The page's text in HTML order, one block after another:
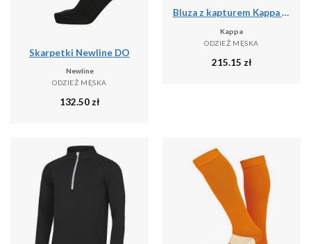
Skarpetki Newline DO
Newline
ODZIEŻ MĘSKA
132.50zł
Bluza z kapturem Kappa Daccio
Kappa
ODZIEŻ MĘSKA
215.15 zł